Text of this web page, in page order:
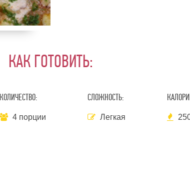
КАК ГОТОВИТЬ:
КОЛИЧЕСТВО:
4 порции
СЛОЖНОСТЬ:
Легкая